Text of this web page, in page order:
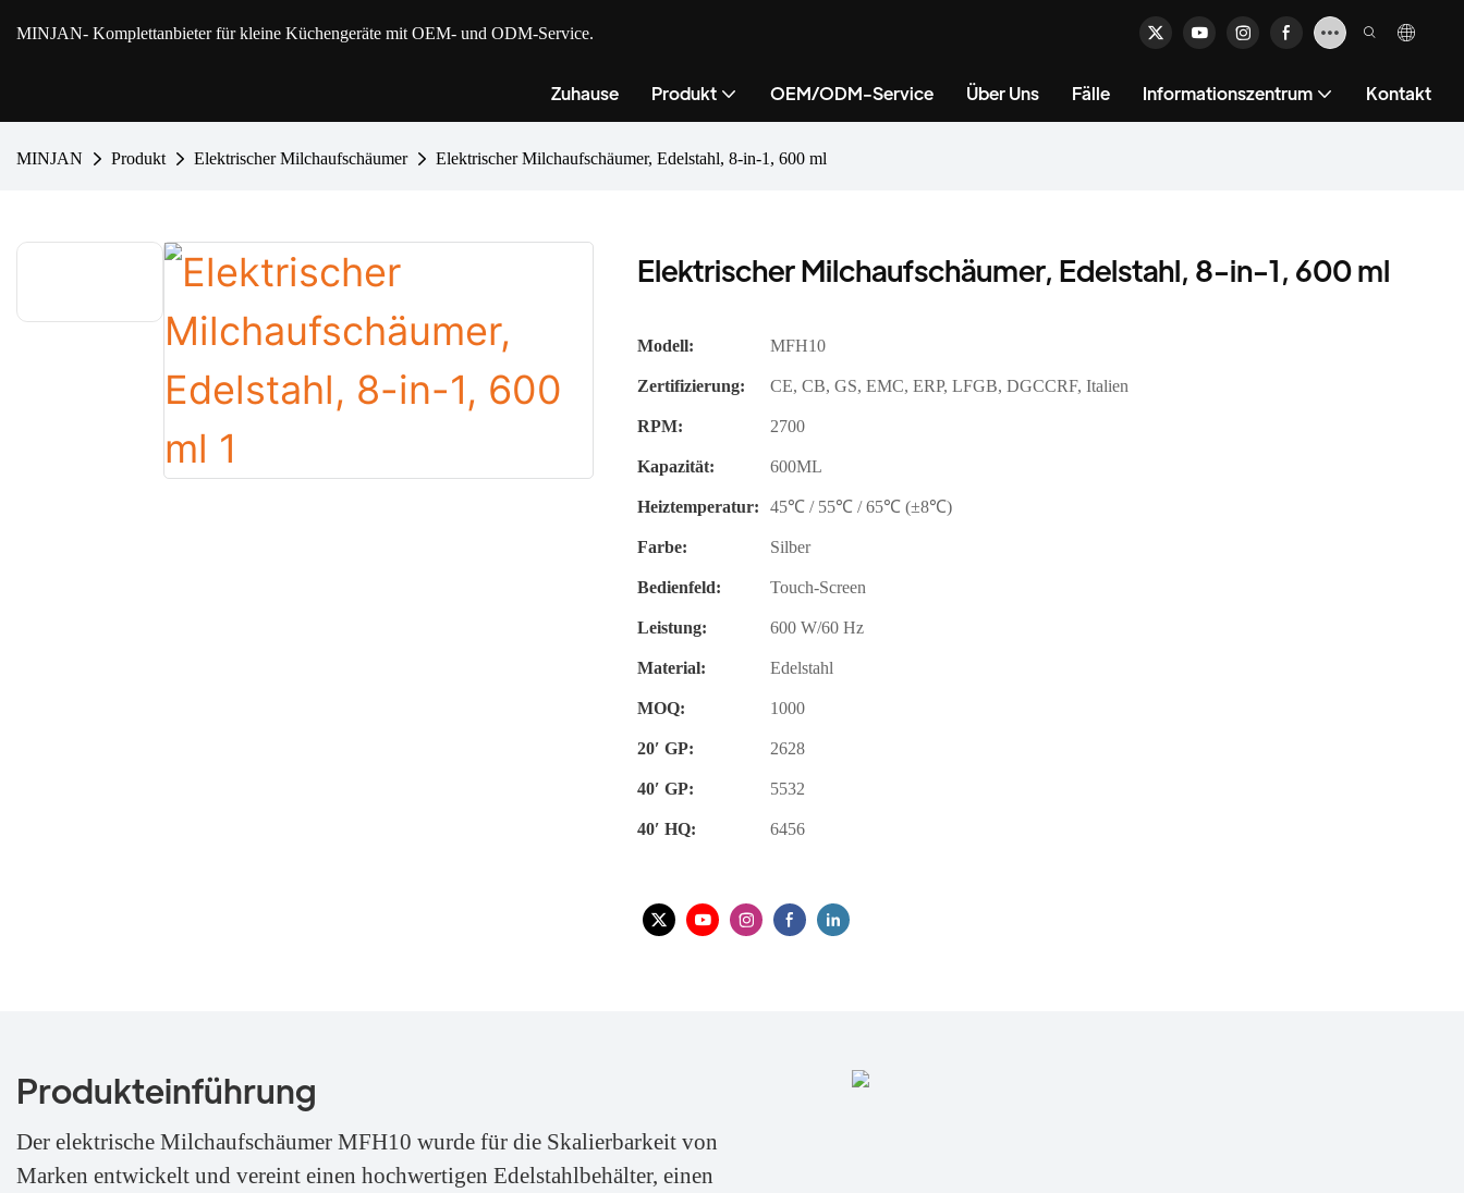
MINJAN- Komplettanbieter für kleine Küchengeräte mit OEM- und ODM-Service.
Zuhause Produkt OEM/ODM-Service Über Uns Fälle Informationszentrum Kontakt
MINJAN Produkt Elektrischer Milchaufschäumer Elektrischer Milchaufschäumer, Edelstahl, 8-in-1, 600 ml
Elektrischer Milchaufschäumer, Edelstahl, 8-in-1, 600 ml
Modell:
MFH10
Zertifizierung:
CE, CB, GS, EMC, ERP, LFGB, DGCCRF, Italien
RPM:
2700
Kapazität:
600ML
Heiztemperatur: 45℃ / 55℃ / 65℃ (±8℃)
Farbe:
Silber
Bedienfeld:
Touch-Screen
Leistung:
600 W/60 Hz
Material:
Edelstahl
MOQ:
1000
20′ GP:
2628
40′ GP:
5532
40′ HQ:
6456
Produkteinführung
Der elektrische Milchaufschäumer MFH10 wurde für die Skalierbarkeit von
Marken entwickelt und vereint einen hochwertigen Edelstahlbehälter, einen